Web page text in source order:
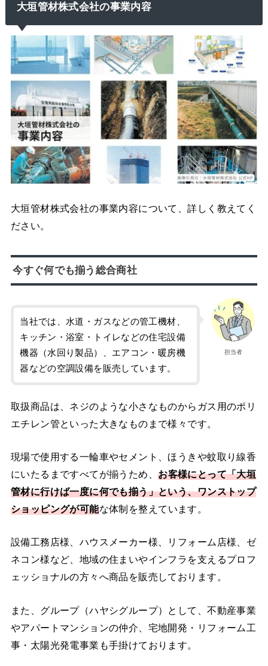
大垣管材株式会社の事業内容
大垣管材株式会社の事業内容について、詳しく教えてく
ださい。
今すぐ何でも揃う総合商社
担当者
当社では、水道・ガスなどの管工機材、
キッチン・浴室・トイレなどの住宅設備
機器（水回り製品）、エアコン・暖房機
器などの空調設備を販売しています。
取扱商品は、ネジのような小さなものからガス用のポリ
エチレン管といった大きなものまで様々です。
現場で使用する一輪車やセメント、ほうきや蚊取り線香
にいたるまですべてが揃うため、お客様にとって「大垣
管材に行けば一度に何でも揃う」という、ワンストップ
ショッピングが可能な体制を整えています。
設備工務店様、ハウスメーカー様、リフォーム店様、ゼ
ネコン様など、地域の住まいやインフラを支えるプロフ
ェッショナルの方々へ商品を販売しております。
また、グループ（ハヤシグループ）として、不動産事業
やアパートマンションの仲介、宅地開発・リフォーム工
事・太陽光発電事業も手掛けております。